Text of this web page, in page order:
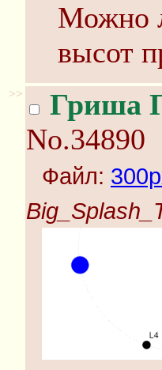
Можно
высот
>> Гриша
No.34890
Файл: